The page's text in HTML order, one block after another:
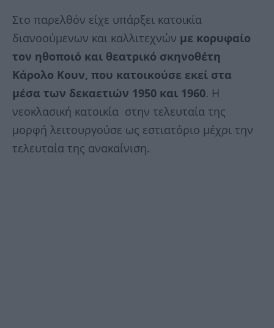
Στο παρελθόν είχε υπάρξει κατοικία
διανοούμενων και καλλιτεχνών με κορυφαίο
τον ηθοποιό και θεατρικό σκηνοθέτη
Κάρολο Κουν, που κατοικούσε εκεί στα
μέσα των δεκαετιών 1950 και 1960. Η
νεοκλασική κατοικία στην τελευταία της
μορφή λειτουργούσε ως εστιατόριο μέχρι την
τελευταία της ανακαίνιση.